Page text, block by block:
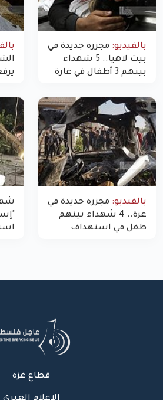
بالفيديو: مجزرة جديدة في
بيت لاهيا.. 5 شهداء
بينهم 3 أطفال في غارة
غزة
بالفيديو: مجزرة جديدة في
غزة.. 4 شهداء بينهم
طفل في استهداف
قطاع غزة